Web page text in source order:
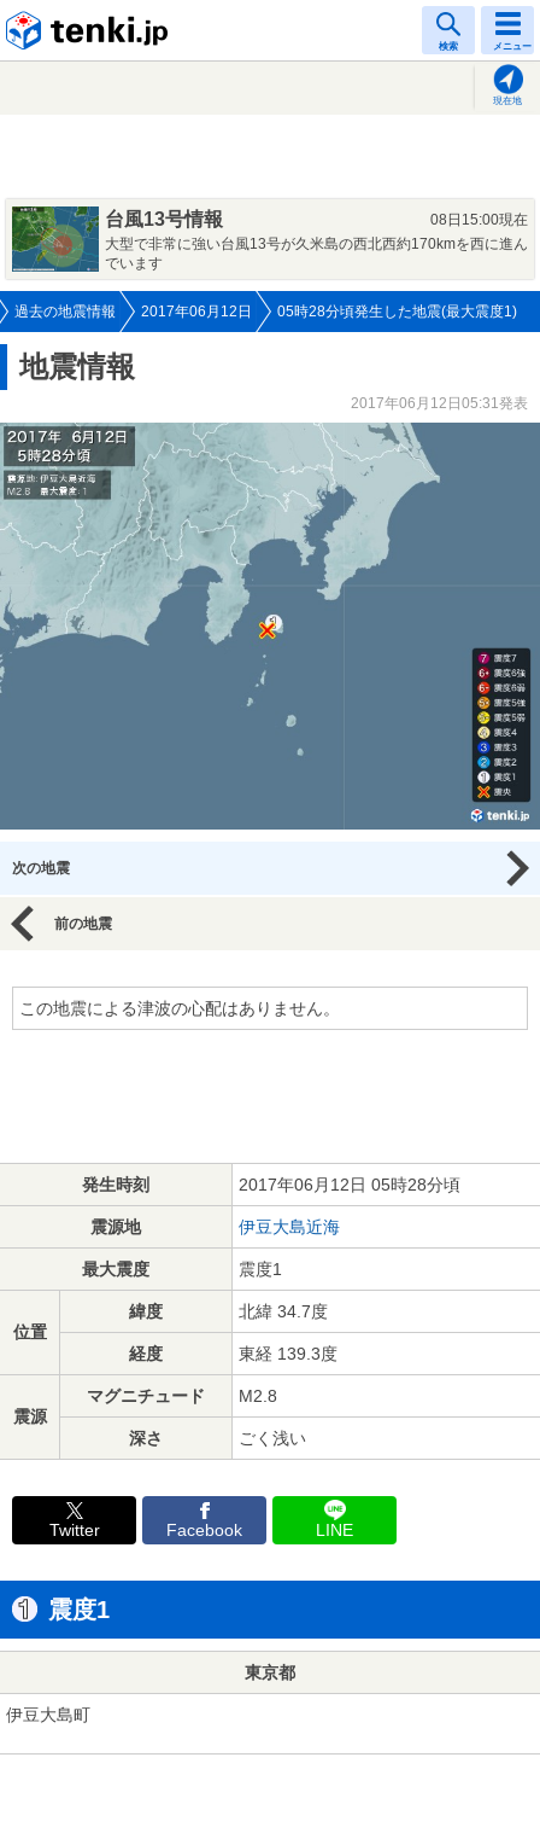
検索 メニュー
現在地
台風13号情報
08日15:00現在
大型で非常に強い台風13号が久米島の西北西約170kmを西に進ん
でいます
過去の地震情報 2017年06月12日 05時28分頃発生した地震(最大震度1)
地震情報
2017年06月12日05:31発表
次の地震
前の地震
この地震による津波の心配はありません。
発生時刻 2017年06月12日 05時28分頃
震源地 伊豆大島近海
最大震度 震度1
位置
緯度 北緯 34.7度
経度 東経 139.3度
震源
マグニチュード M2.8
深さ ごく浅い
Twitter Facebook LINE
震度1
東京都
伊豆大島町